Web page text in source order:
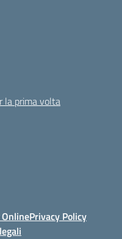
la prima volta
Privacy Policy